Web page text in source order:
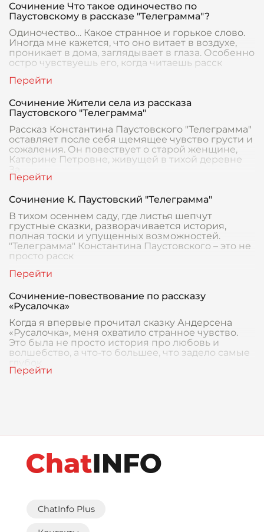
Сочинение Что такое одиночество по
Паустовскому в рассказе "Телеграмма"?
Одиночество… Какое странное и горькое слово.
Иногда мне кажется, что оно витает в воздухе,
проникает в дома, заглядывает в глаза. Особенно
остро чувствуешь его, когда читаешь расск
Сочинение Жители села из рассказа
Паустовского "Телеграмма"
Рассказ Константина Паустовского "Телеграмма"
оставляет после себя щемящее чувство грусти и
сожаления. Он повествует о старой женщине,
Катерине Петровне, живущей в тихой деревне
Сочинение К. Паустовский "Телеграмма"
В тихом осеннем саду, где листья шепчут
грустные сказки, разворачивается история,
полная тоски и упущенных возможностей.
"Телеграмма" Константина Паустовского – это не
просто расск
Сочинение-повествование по рассказу
«Русалочка»
Когда я впервые прочитал сказку Андерсена
«Русалочка», меня охватило странное чувство.
Это была не просто история про любовь и
волшебство, а что-то большее, что задело самые
глубок
ChatInfo Plus